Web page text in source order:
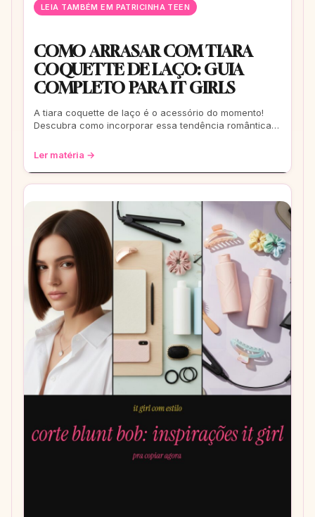
LEIA TAMBÉM EM PATRICINHA TEEN
COMO ARRASAR COM TIARA
COQUETTE DE LAÇO: GUIA
COMPLETO PARA IT GIRLS
A tiara coquette de laço é o acessório do momento!
Descubra como incorporar essa tendência romântica e
Ler matéria →